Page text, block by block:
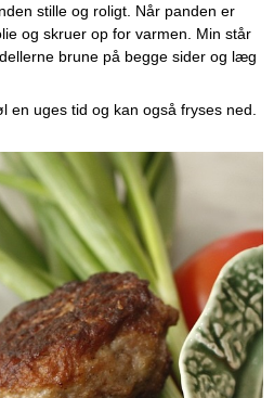
stille og roligt. Når panden er
og skruer op for varmen. Min står
brune på begge sider og læg
en uges tid og kan også fryses ned.